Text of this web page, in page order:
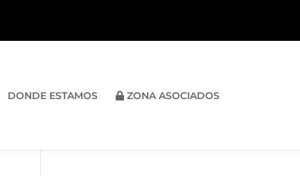
DONDE ESTAMOS ZONA ASOCIADOS